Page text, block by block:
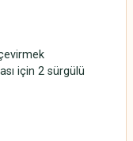
için 2 sürgülü